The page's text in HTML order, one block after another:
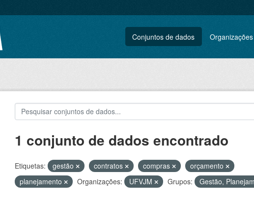
Conjuntos de dados Organizações
1 conjunto de dados encontrado
Etiquetas: gestão contratos compras
orçamento
planejamento
Organizações: UFVJM Grupos: Gestão,